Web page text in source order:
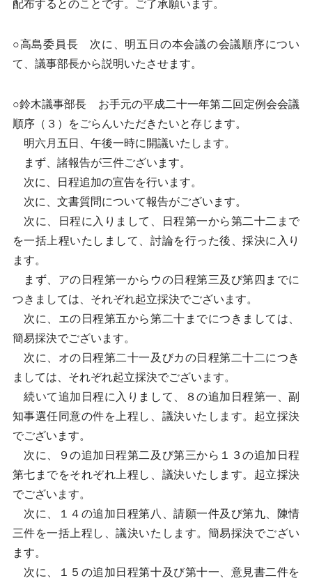
配布するとのことです。ご了承願います。
○高島委員長 次に、明五日の本会議の会議順序につい
て、議事部長から説明いたさせます。
○鈴木議事部長 お手元の平成二十一年第二回定例会会議
順序（３）をごらんいただきたいと存じます。
明六月五日、午後一時に開議いたします。
まず、諸報告が三件ございます。
次に、日程追加の宣告を行います。
次に、文書質問について報告がございます。
次に、日程に入りまして、日程第一から第二十二まで
を一括上程いたしまして、討論を行った後、採決に入り
ます。
まず、アの日程第一からウの日程第三及び第四までに
つきましては、それぞれ起立採決でございます。
次に、エの日程第五から第二十までにつきましては、
簡易採決でございます。
次に、オの日程第二十一及びカの日程第二十二につき
ましては、それぞれ起立採決でございます。
続いて追加日程に入りまして、８の追加日程第一、副
知事選任同意の件を上程し、議決いたします。起立採決
でございます。
次に、９の追加日程第二及び第三から１３の追加日程
第七までをそれぞれ上程し、議決いたします。起立採決
でございます。
次に、１４の追加日程第八、請願一件及び第九、陳情
三件を一括上程し、議決いたします。簡易採決でござい
ます。
次に、１５の追加日程第十及び第十一、意見書二件を